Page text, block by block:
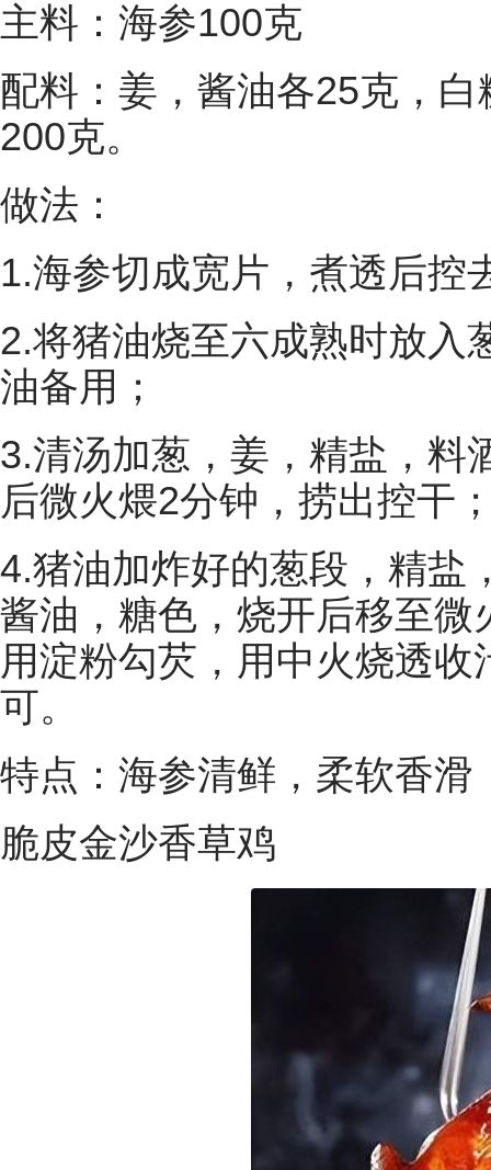
主料：海参100克
配料：姜，酱油各25克，
200克。
做法：
1.海参切成宽片，煮透后控
2.将猪油烧至六成熟时放入
油备用；
3.清汤加葱，姜，精盐，料
后微火煨2分钟，捞出控干
4.猪油加炸好的葱段，精盐
酱油，糖色，烧开后移至
用淀粉勾芡，用中火烧透
可。
特点：海参清鲜，柔软香滑
脆皮金沙香草鸡